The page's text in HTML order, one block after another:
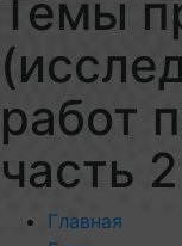
Меню
Темы
работ
часть 2
Главная